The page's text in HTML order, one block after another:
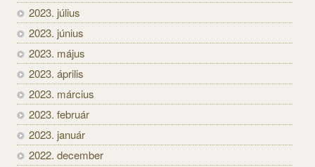
2023. július
2023. június
2023. május
2023. április
2023. március
2023. február
2023. január
2022. december